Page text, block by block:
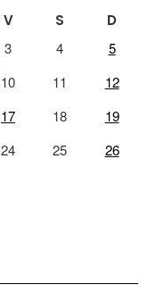
V S
D
3 4
5
10 11
12
17 18
19
24 25
26